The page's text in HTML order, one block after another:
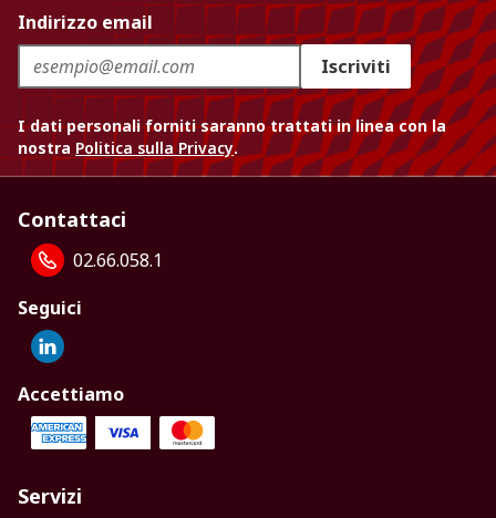
Indirizzo email
Iscriviti
I dati personali forniti saranno trattati in linea con la
nostra Politica sulla Privacy.
Contattaci
02.66.058.1
Seguici
Accettiamo
Servizi